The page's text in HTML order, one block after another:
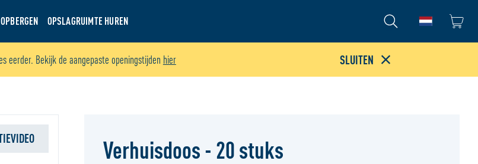
OPSLAGRUIMTE HUREN Ga naar
eerder. Bekijk de aangepaste openingstijden hier SLUITEN
Verhuisdoos - 20 stuks